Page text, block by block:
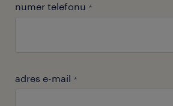
numer telefonu *
adres e-mail *